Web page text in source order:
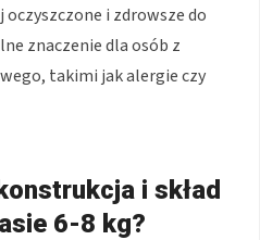
i zdrowsze do
znaczenie dla osób z
takimi jak alergie czy
i skład
6-8 kg?